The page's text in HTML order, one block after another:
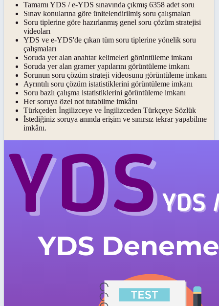
Tamamı YDS / e-YDS sınavında çıkmış 6358 adet soru
Sınav konularına göre ünitelendirilmiş soru çalışmaları
Soru tiplerine göre hazırlanmış genel soru çözüm stratejisi
videoları
YDS ve e-YDS'de çıkan tüm soru tiplerine yönelik soru
çalışmaları
Soruda yer alan anahtar kelimeleri görüntüleme imkanı
Soruda yer alan gramer yapılarını görüntüleme imkanı
Sorunun soru çözüm strateji videosunu görüntüleme imkanı
Ayrıntılı soru çözüm istatistiklerini görüntüleme imkanı
Soru bazlı çalışma istatistiklerini görüntüleme imkanı
Her soruya özel not tutabilme imkânı
Türkçeden İngilizceye ve İngilizceden Türkçeye Sözlük
İstediğiniz soruya anında erişim ve sınırsız tekrar yapabilme
imkânı.